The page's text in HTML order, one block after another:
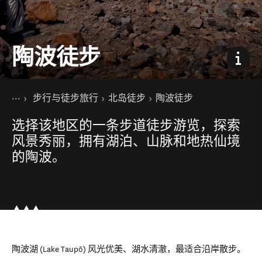
陶波徒步
你的位置
主页步行与徒步旅行 北岛徒步 陶波徒步
选择该地区的一条步道徒步游览，探索
风景秀丽，拥有湖泊、山脉和地热仙境
的陶波。
陶波湖 (Lake Taupō) 风光优美、湖水清澈，最适合沿岸散步。